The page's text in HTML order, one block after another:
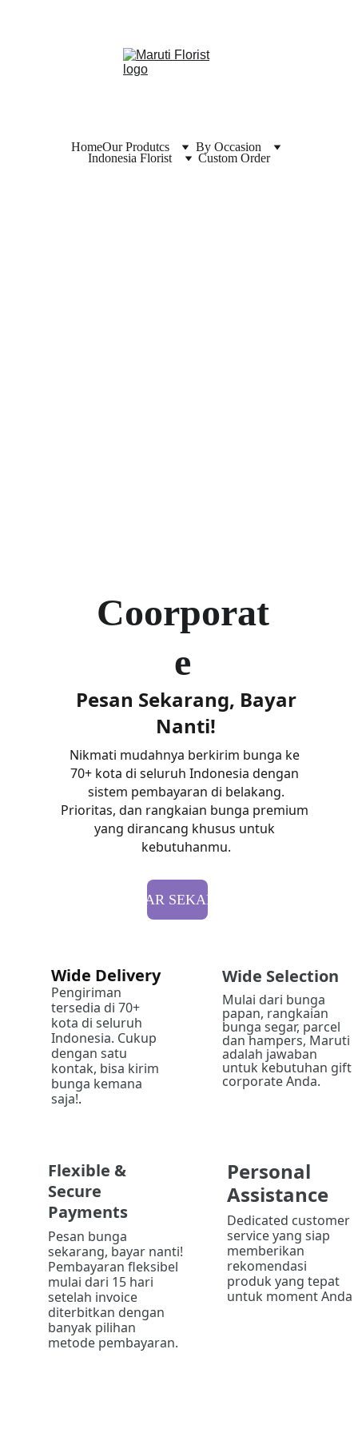
HomeOur Produtcs
By Occasion
Indonesia Florist
Custom Order
Coorporat
e
Pesan Sekarang, Bayar
Nanti!
Nikmati mudahnya berkirim bunga ke
70+ kota di seluruh Indonesia dengan
sistem pembayaran di belakang.
Prioritas, dan rangkaian bunga premium
yang dirancang khusus untuk
kebutuhanmu.
DAFTAR SEKARANG
Wide Delivery
Pengiriman
tersedia di 70+
kota di seluruh
Indonesia. Cukup
dengan satu
kontak, bisa kirim
bunga kemana
saja!.
Flexible &
Secure
Payments
Pesan bunga
sekarang, bayar nanti!
Pembayaran fleksibel
mulai dari 15 hari
setelah invoice
diterbitkan dengan
banyak pilihan
metode pembayaran.
Wide Selection
Mulai dari bunga
papan, rangkaian
bunga segar, parcel
dan hampers, Maruti
adalah jawaban
untuk kebutuhan gift
corporate Anda.
Personal
Assistance
Dedicated customer
service yang siap
memberikan
rekomendasi
produk yang tepat
untuk moment Anda